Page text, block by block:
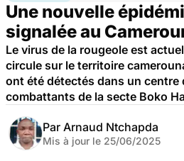
Une nouvelle
signalée au
Le virus de la rougeole est
circule sur le territoire
ont été détectés dans un centre
combattants de la secte Boko
Par Arnaud Ntchapda
Mis à jour le 25/06/2025